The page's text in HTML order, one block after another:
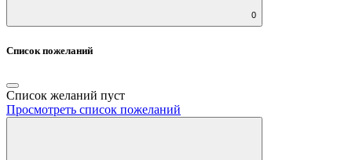
0
Список пожеланий
Список желаний пуст
Просмотреть список пожеланий